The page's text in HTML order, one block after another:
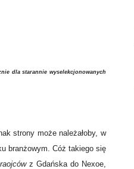
dla starannie wyselekcjonowanych
strony może należałoby, w
branżowym. Cóż takiego się
z Gdańska do Nexoe,